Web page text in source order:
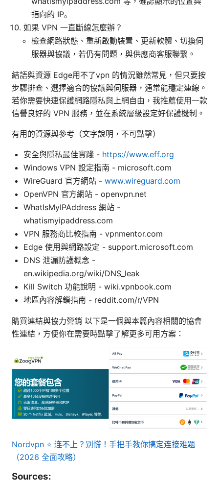
指向的 IP。
如果 VPN 一直斷線怎麼辦？
檢查網路狀態、重新啟動裝置、更新軟體、切換伺
服器與協議，若仍有問題，與供應商客服聯繫。
結語與資源 Edge用不了vpn 的情況雖然常見，但只要按
步驟排查、選擇適合的協議與伺服器，通常能穩定連線。
若你需要快速保護網路隱私與上網自由，我推薦使用一款
信譽良好的 VPN 服務，並在系統層級設定好保護機制。
有用的資源與參考（文字說明，不可點擊）
安全與隱私最佳實踐 - https://www.eff.org
Windows VPN 設定指南 - microsoft.com
WireGuard 官方網站 - www.wireguard.com
OpenVPN 官方網站 - openvpn.net
WhatIsMyIPAddress 網站 -
whatismyipaddress.com
VPN 服務商比較指南 - vpnmentor.com
Edge 使用與網路設定 - support.microsoft.com
DNS 泄漏防護概念 -
en.wikipedia.org/wiki/DNS_leak
Kill Switch 功能說明 - wiki.vpnbook.com
地區內容解鎖指南 - reddit.com/r/VPN
購買連結與協力營銷 以下是一個與本篇內容相關的協會
性連結，方便你在需要時點擊了解更多可用方案：
Nordvpn ⭐ 连不上？别慌！手把手教你搞定连接难题
（2026 全面攻略）
Sources: